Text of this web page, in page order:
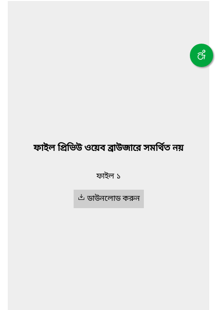
ফাইল প্রিভিউ ওয়েব ব্রাউজারে সমর্থিত নয়
ফাইল ১
ডাউনলোড করুন